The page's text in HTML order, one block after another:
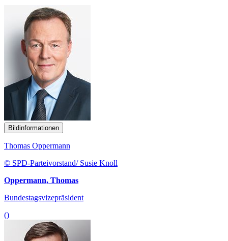
Bildinformationen
Thomas Oppermann
© SPD-Parteivorstand/ Susie Knoll
Oppermann, Thomas
Bundestagsvizepräsident
()